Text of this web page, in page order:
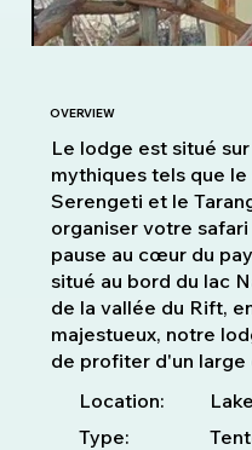
OVERVIEW
Le lodge est situé
mythiques tels que
Serengeti et le
organiser votre
pause au cœur du
situé au bord du lac
de la vallée du Rift,
majestueux, notre
de profiter d'un
Location:
Type: